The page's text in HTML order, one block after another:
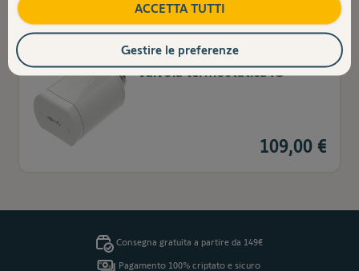
Valvola termostatica IO
109,00 €
Consegna gratuita a partire da 149€
Pagamento 100% criptato e sicuro
ACCETTA TUTTI
Gestire le preferenze